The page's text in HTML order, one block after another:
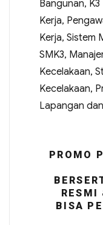
Bangunan,
Kerja,
Kerja, Sistem
SMK3,
Kecelakaan,
Kecelakaan,
Lapangan
PROMO
RESMI
BISA